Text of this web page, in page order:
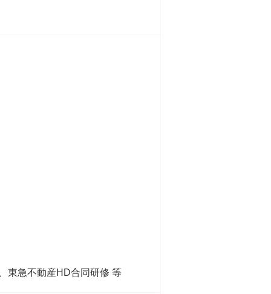
東急不動産HD合同研修 等